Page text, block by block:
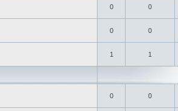
0 0
0 0
1 1
0 0